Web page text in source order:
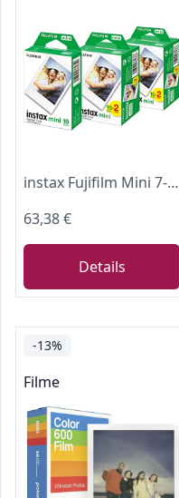
instax Fujifilm Mini 7-8-9-11-25-70-90 Filme, 50 Stück
63,38 €
Details
-13%
Filme